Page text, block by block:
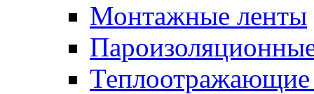
Монтажные ленты
Теплоотражающие